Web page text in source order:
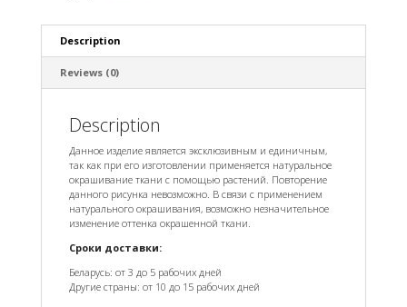
Description
Reviews (0)
Description
Данное изделие является эксклюзивным и единичным,
так как при его изготовлении применяется натуральное
окрашивание ткани с помощью растений. Повторение
данного рисунка невозможно. В связи с применением
натурального окрашивания, возможно незначительное
изменение оттенка окрашенной ткани.
Сроки доставки:
Беларусь: от 3 до 5 рабочих дней
Другие страны: от 10 до 15 рабочих дней